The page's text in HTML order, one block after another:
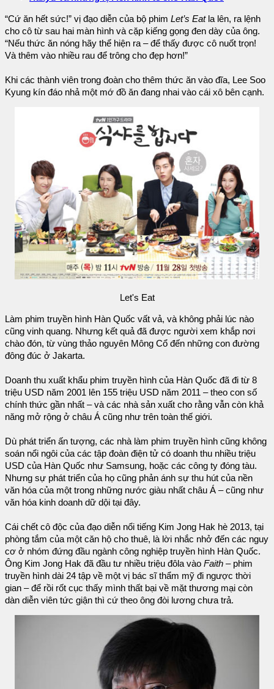
“Cứ ăn hết sức!” vị đạo diễn của bộ phim Let’s Eatla lên, ra lệnh
cho cô từ sau hai màn hình và cặp kiếng gọng đen dày của ông.
“Nếu thức ăn nóng hãy thể hiện ra – để thấy được cô nuốt trọn!
Và thêm vào nhiều rau để trông cho đẹp hơn!”
Khi các thành viên trong đoàn cho thêm thức ăn vào đĩa, Lee Soo
Kyung kín đáo nhả một mớ đồ ăn đang nhai vào cái xô bên cạnh.
Let's Eat
Làm phim truyền hình Hàn Quốc vất vả, và không phải lúc nào
cũng vinh quang. Nhưng kết quả đã được người xem khắp nơi
chào đón, từ vùng thảo nguyên Mông Cổ đến những con đường
đông đúc ở Jakarta.
Doanh thu xuất khẩu phim truyền hình của Hàn Quốc đã đi từ 8
triệu USD năm 2001 lên 155 triệu USD năm 2011 – theo con số
chính thức gần nhất – và các nhà sản xuất cho rằng vẫn còn khả
năng mở rộng ở châu Á cũng như trên toàn thế giới.
Dù phát triển ấn tượng, các nhà làm phim truyền hình cũng không
soán nổi ngôi của các tập đoàn điện tử có doanh thu nhiều triệu
USD của Hàn Quốc như Samsung, hoặc các công ty đóng tàu.
Nhưng sự phát triển của họ cũng phản ánh sự thu hút của nền
văn hóa của một trong những nước giàu nhất châu Á – cũng như
văn hóa kinh doanh dữ dội tại đây.
Cái chết cô độc của đạo diễn nổi tiếng Kim Jong Hak hè 2013, tại
phòng tắm của một căn hộ cho thuê, là lời nhắc nhở đến các nguy
cơ ở nhóm đứng đầu ngành công nghiệp truyền hình Hàn Quốc.
Ông Kim Jong Hak đã đầu tư nhiều triệu đôla vào Faith – phim
truyền hình dài 24 tập về một vị bác sĩ thẩm mỹ đi ngược thời
gian – để rồi rốt cục thấy mình thất bại về mặt thương mại còn
dàn diễn viên tức giận thì cứ theo ông đòi lương chưa trả.